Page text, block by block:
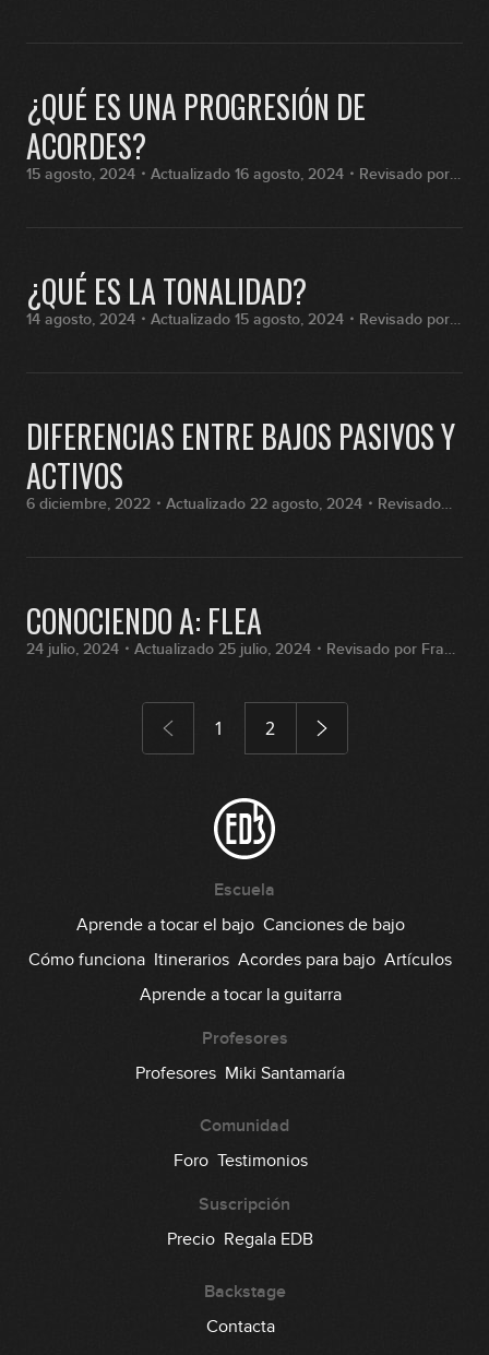
¿QUÉ ES UNA PROGRESIÓN DE
ACORDES?
15 agosto, 2024・Actualizado 16 agosto, 2024・Revisado por
¿QUÉ ES LA TONALIDAD?
14 agosto, 2024・Actualizado 15 agosto, 2024・Revisado por
DIFERENCIAS ENTRE BAJOS PASIVOS Y
ACTIVOS
6 diciembre, 2022・Actualizado 22 agosto, 2024・Revisado
CONOCIENDO A: FLEA
24 julio, 2024・Actualizado 25 julio, 2024・Revisado por Fran
1 2
Escuela
Aprende a tocar el bajo Canciones de bajo
Cómo funciona Itinerarios Acordes para bajo Artículos
Aprende a tocar la guitarra
Profesores
Profesores Miki Santamaría
Comunidad
Foro Testimonios
Suscripción
Precio Regala EDB
Backstage
Contacta